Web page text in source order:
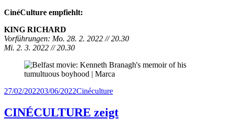
CinéCulture empfiehlt:
KING RICHARD
Vorführungen: Mo. 28. 2. 2022 // 20.30
Mi. 2. 3. 2022 // 20.30
Veröffentlicht
27/02/202203/06/2022Kategorien
Cinéculture
CINÉCULTURE zeigt